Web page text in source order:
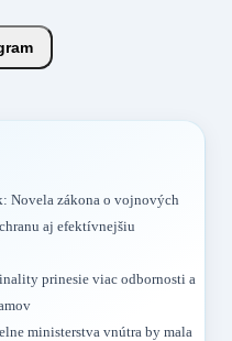
Novela zákona o vojnových
aj efektívnejšiu
prinesie viac odbornosti a
ministerstva vnútra by mala